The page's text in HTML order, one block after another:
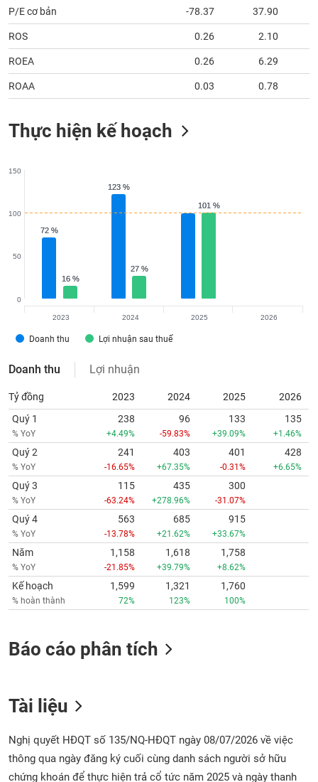
P/E cơ bản -78.37 37.90
ROS 0.26 2.10
ROEA 0.26 6.29
ROAA 0.03 0.78
Thực hiện kế hoạch
72 %
72 %
123 %
123 %
16 %
16 %
27 %
27 %
101 %
101 %
Doanh thu Lợi nhuận sau thuế
0
50
100
150
2023 2024 2025 2026
Doanh thu Lợi nhuận
Tỷ đồng 2023 2024 2025
2026
Quý 1
% YoY
238
+4.49%
96
-59.83%
133
+39.09%
135
+1.46%
Quý 2
% YoY
241
-16.65%
403
+67.35%
401
-0.31%
428
+6.65%
Quý 3
% YoY
115
-63.24%
435
+278.96%
300
-31.07%
Quý 4
% YoY
563
-13.78%
685
+21.62%
915
+33.67%
Năm
% YoY
1,158
-21.85%
1,618
+39.79%
1,758
+8.62%
Kế hoạch
% hoàn thành
1,599
72%
1,321
123%
1,760
100%
Báo cáo phân tích
Tài liệu
Nghị quyết HĐQT số 135/NQ-HĐQT ngày 08/07/2026 về việc
thông qua ngày đăng ký cuối cùng danh sách người sở hữu
chứng khoán để thực hiện trả cổ tức năm 2025 và ngày thanh